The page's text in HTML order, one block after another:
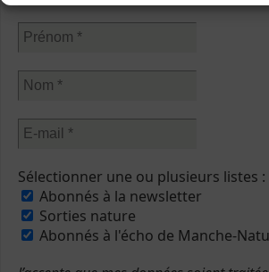
Sélectionner une ou plusieurs listes :
Abonnés à la newsletter
Sorties nature
Abonnés à l'écho de Manche-